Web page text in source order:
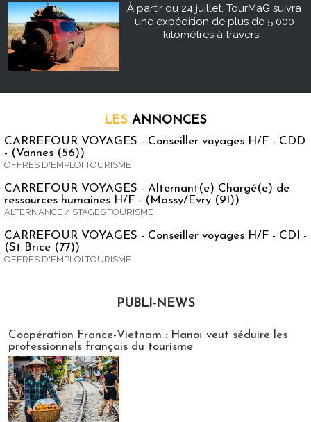
À partir du 24 juillet, TourMaG suivra
une expédition de plus de 5 000
kilomètres à travers...
LES ANNONCES
CARREFOUR VOYAGES - Conseiller voyages H/F - CDD
- (Vannes (56))
OFFRES D'EMPLOI TOURISME
CARREFOUR VOYAGES - Alternant(e) Chargé(e) de
ressources humaines H/F - (Massy/Evry (91))
ALTERNANCE / STAGES TOURISME
CARREFOUR VOYAGES - Conseiller voyages H/F - CDI -
(St Brice (77))
OFFRES D'EMPLOI TOURISME
PUBLI-NEWS
Coopération France-Vietnam : Hanoï veut séduire les
professionnels français du tourisme